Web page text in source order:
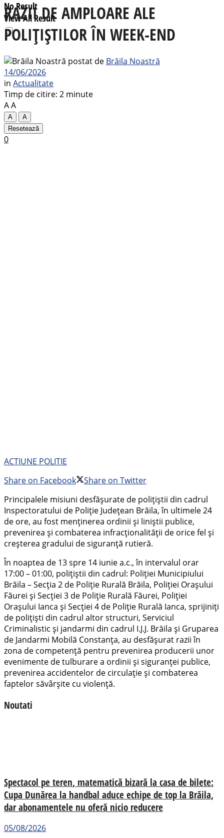
No Result
View All Result
RAZII DE AMPLOARE ALE
POLIȚIȘTILOR ÎN WEEK-END
postat de Brăila Noastră
14/06/2026
in Actualitate
Timp de citire: 2 minute
AA
A
A
Resetează
0
ACTIUNE POLITIE
Share on Facebook
Share on Twitter
Principalele misiuni desfășurate de polițiștii din cadrul
Inspectoratului de Poliție Județean Brăila, în ultimele 24
de ore, au fost menținerea ordinii și liniștii publice,
prevenirea și combaterea infracționalității de orice fel și
creșterea gradului de siguranță rutieră.
În noaptea de 13 spre 14 iunie a.c., în intervalul orar
17:00 – 01:00, polițiștii din cadrul: Poliției Municipiului
Brăila – Secția 2 de Poliție Rurală Brăila, Poliției Orașului
Făurei și Secției 3 de Poliție Rurală Făurei, Poliției
Orașului Ianca și Secției 4 de Poliție Rurală Ianca, sprijiniți
de polițiști din cadrul altor structuri, Serviciul
Criminalistic și jandarmi din cadrul I.J.J. Brăila și Gruparea
de Jandarmi Mobilă Constanța, au desfășurat razii în
zona de competență pentru prevenirea producerii unor
evenimente de tulburare a ordinii și siguranței publice,
prevenirea accidentelor de circulație și combaterea
faptelor săvârșite cu violență.
Noutati
Spectacol pe teren, matematică bizară la casa de bilete:
Cupa Dunărea la handbal aduce echipe de top la Brăila,
dar abonamentele nu oferă nicio reducere
05/08/2026